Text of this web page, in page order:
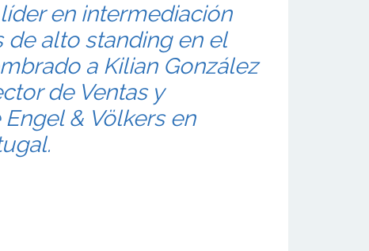
en intermediación
de alto standing en el
a Kilian González
de Ventas y
& Völkers en